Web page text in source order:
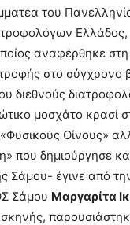
του
Ελλάδος,
αναφέρθηκε στη
στο σύγχρονο
διεθνούς
μοσχάτο κρασί
Οίνους»
που δημιούργησε
Σάμου- έγινε από
Σάμου Μαργαρίτα